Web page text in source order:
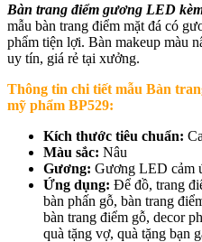
Bàn trang điểm gương LED
mẫu bàn trang điểm mặt đá có
phẩm tiện lợi. Bàn makeup màu
uy tín, giá rẻ tại xưởng.
Thông tin chi tiết mẫu Bàn
mỹ phẩm BP529:
Kích thước tiêu chuẩn:
Màu sắc: Nâu
Gương: Gương LED cảm
Ứng dụng: Để đồ, trang
bàn phấn gỗ, bàn trang
bàn trang điểm gỗ, decor
quà tặng vợ, quà tặng bạn